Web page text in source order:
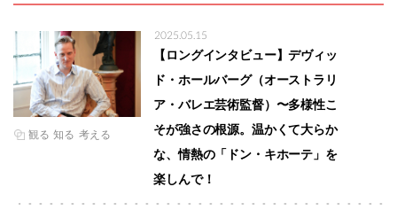
観る 知る 考える
2025.05.15
【ロングインタビュー】デヴィッ
ド・ホールバーグ（オーストラリ
ア・バレエ芸術監督）〜多様性こ
そが強さの根源。温かくて大らか
な、情熱の「ドン・キホーテ」を
楽しんで！